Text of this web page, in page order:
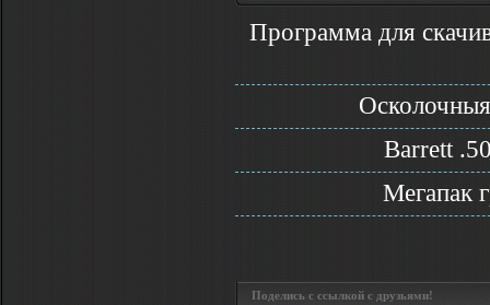
Программа для
Barrett
Мегапак
Поделись с ссылкой с друзьями!